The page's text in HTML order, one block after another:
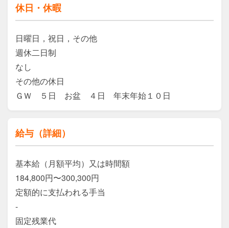
休日・休暇
日曜日，祝日，その他
週休二日制
なし
その他の休日
ＧＷ　５日　お盆　４日　年末年始１０日
給与（詳細）
基本給（月額平均）又は時間額
184,800円〜300,300円
定額的に支払われる手当
-
固定残業代